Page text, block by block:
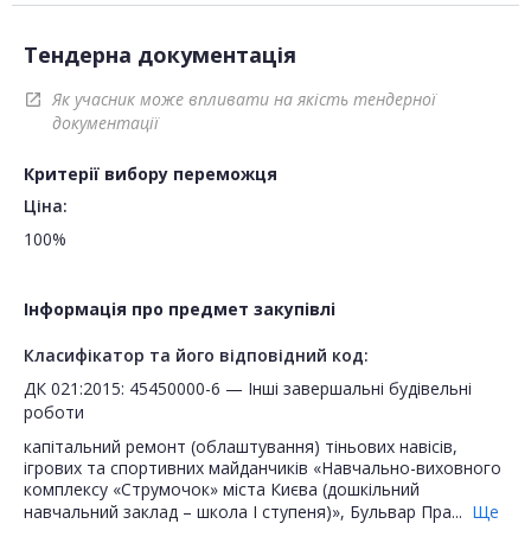
Тендерна документація
open_in_new
Як учасник може впливати на якість тендерної
документації
Критерії вибору переможця
Ціна:
100%
Інформація про предмет закупівлі
Класифікатор та його відповідний код:
ДК 021:2015: 45450000-6 — Інші завершальні будівельні
роботи
капітальний ремонт (облаштування) тіньових навісів,
ігрових та спортивних майданчиків «Навчально-виховного
комплексу «Струмочок» міста Києва (дошкільний
навчальний заклад – школа І ступеня)», Бульвар Пра... Ще